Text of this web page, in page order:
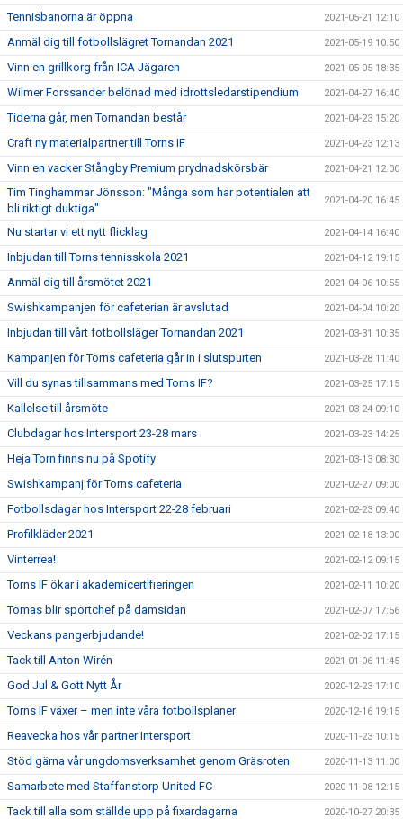
Tennisbanorna är öppna 2021-05-21 12:10
Anmäl dig till fotbollslägret Tornandan 2021 2021-05-19 10:50
Vinn en grillkorg från ICA Jägaren 2021-05-05 18:35
Wilmer Forssander belönad med idrottsledarstipendium 2021-04-27 16:40
Tiderna går, men Tornandan består 2021-04-23 15:20
Craft ny materialpartner till Torns IF 2021-04-23 12:13
Vinn en vacker Stångby Premium prydnadskörsbär 2021-04-21 12:00
Tim Tinghammar Jönsson: "Många som har potentialen att
bli riktigt duktiga"
2021-04-20 16:45
Nu startar vi ett nytt flicklag 2021-04-14 16:40
Inbjudan till Torns tennisskola 2021 2021-04-12 19:15
Anmäl dig till årsmötet 2021 2021-04-06 10:55
Swishkampanjen för cafeterian är avslutad 2021-04-04 10:20
Inbjudan till vårt fotbollsläger Tornandan 2021 2021-03-31 10:35
Kampanjen för Torns cafeteria går in i slutspurten 2021-03-28 11:40
Vill du synas tillsammans med Torns IF? 2021-03-25 17:15
Kallelse till årsmöte 2021-03-24 09:10
Clubdagar hos Intersport 23-28 mars 2021-03-23 14:25
Heja Torn finns nu på Spotify 2021-03-13 08:30
Swishkampanj för Torns cafeteria 2021-02-27 09:00
Fotbollsdagar hos Intersport 22-28 februari 2021-02-23 09:40
Profilkläder 2021 2021-02-18 13:00
Vinterrea! 2021-02-12 09:15
Torns IF ökar i akademicertifieringen 2021-02-11 10:20
Tomas blir sportchef på damsidan 2021-02-07 17:56
Veckans pangerbjudande! 2021-02-02 17:15
Tack till Anton Wirén 2021-01-06 11:45
God Jul & Gott Nytt År 2020-12-23 17:10
Torns IF växer – men inte våra fotbollsplaner 2020-12-16 19:15
Reavecka hos vår partner Intersport 2020-11-23 10:15
Stöd gärna vår ungdomsverksamhet genom Gräsroten 2020-11-13 11:00
Samarbete med Staffanstorp United FC 2020-11-08 12:15
Tack till alla som ställde upp på fixardagarna 2020-10-27 20:35